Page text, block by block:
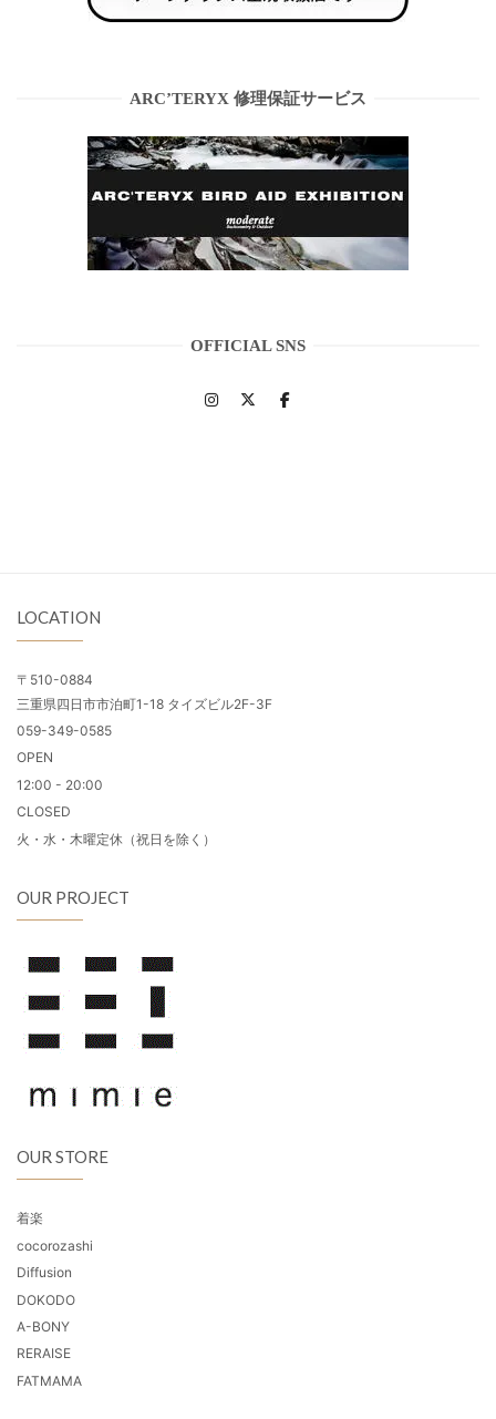
ARC’TERYX 修理保証サービス
OFFICIAL SNS
LOCATION
〒510-0884
三重県四日市市泊町1-18 タイズビル2F-3F
059-349-0585
OPEN
12:00 - 20:00
CLOSED
火・水・木曜定休（祝日を除く）
OUR PROJECT
OUR STORE
着楽
cocorozashi
Diffusion
DOKODO
A-BONY
RERAISE
FATMAMA